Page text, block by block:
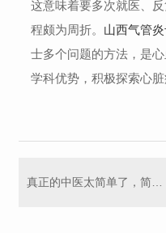
这意味着要多次就医、
程颇为周折。 山西气管
士多个问题的方法，是
学科优势，积极探索心脏